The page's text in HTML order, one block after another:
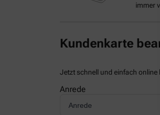
immer
Kundenkarte
Jetzt schnell und einfach online
Anrede